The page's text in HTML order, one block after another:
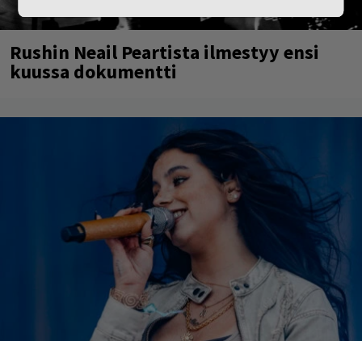
Rushin Neail Peartista ilmestyy ensi
kuussa dokumentti